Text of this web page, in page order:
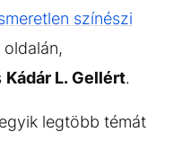
színészi
Kádár L. Gellért.
legtöbb témát